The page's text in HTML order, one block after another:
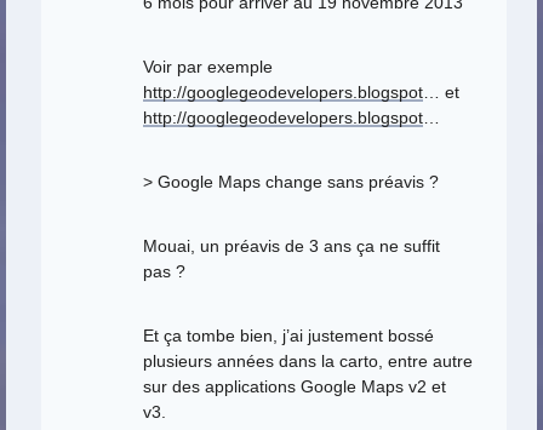
Voir par exemple
http://googlegeodevelopers.blogspot… et
http://googlegeodevelopers.blogspot…
> Google Maps change sans préavis ?
Mouai, un préavis de 3 ans ça ne suffit
pas ?
Et ça tombe bien, j’ai justement bossé
plusieurs années dans la carto, entre autre
sur des applications Google Maps v2 et
v3.